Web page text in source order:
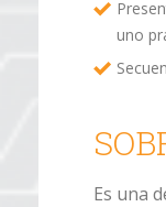
uno
Es una